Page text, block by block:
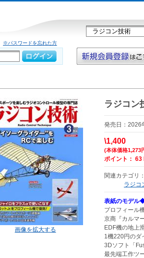
※パスワードを忘れた方
画像を拡大する
ラジコン
発売日：2026
\1,400
(本体価格1,273
ポイント： 63
関連カテゴリ：
ラジコ
表紙のモデル
プロフィール
京商『カルマ
EDF機の地上
1機220円のダ
3Dソフト「
最先端工作ツ